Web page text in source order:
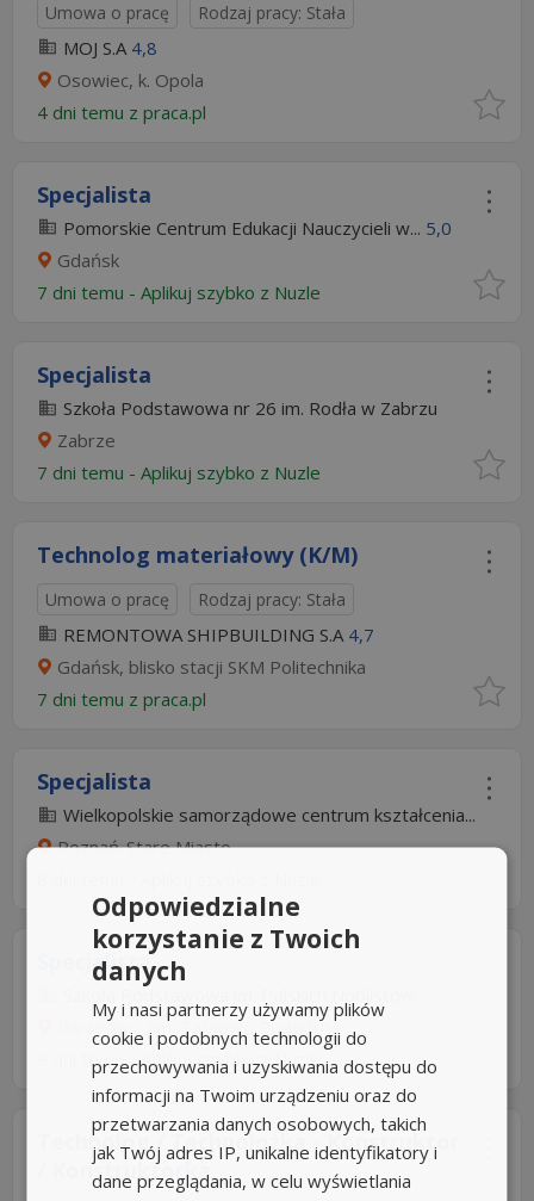
Umowa o pracę Rodzaj pracy: Stała
MOJ S.A 4,8
Osowiec, k. Opola
4 dni temu z praca.pl
Specjalista
Pomorskie Centrum Edukacji Nauczycieli w... 5,0
Gdańsk
7 dni temu - Aplikuj szybko z Nuzle
Specjalista
Szkoła Podstawowa nr 26 im. Rodła w Zabrzu
Zabrze
7 dni temu - Aplikuj szybko z Nuzle
Technolog materiałowy (K/M)
Umowa o pracę Rodzaj pracy: Stała
REMONTOWA SHIPBUILDING S.A 4,7
Gdańsk, blisko stacji SKM Politechnika
7 dni temu z praca.pl
Specjalista
Wielkopolskie samorządowe centrum kształcenia...
Poznań-Stare Miasto
Specjalista
Baranowo gm. Tarnowo Podgórne
9 dni temu -Aplikuj szybko z Nuzle
Technolog / Technolożka - Konstruktor
/ Konstruktorka
Odpowiedzialne
korzystanie z Twoich
danych
My i nasi partnerzy używamy plików
cookie i podobnych technologii do
przechowywania i uzyskiwania dostępu do
informacji na Twoim urządzeniu oraz do
przetwarzania danych osobowych, takich
jak Twój adres IP, unikalne identyfikatory i
dane przeglądania, w celu wyświetlania